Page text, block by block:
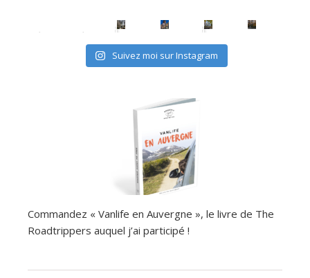
avec les (mini) kids, c'est possible
Suivez moi sur Instagram
Commandez « Vanlife en Auvergne », le livre de The
Roadtrippers auquel j’ai participé !